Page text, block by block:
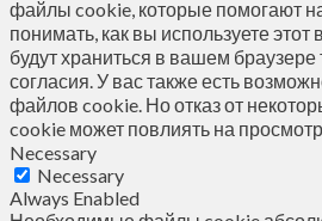
файлы cookie, которые помогают
понимать, как вы используете
будут храниться в вашем браузере
согласия. У вас также есть
файлов cookie. Но отказ от
cookie может повлиять на
Necessary
Necessary
Always Enabled